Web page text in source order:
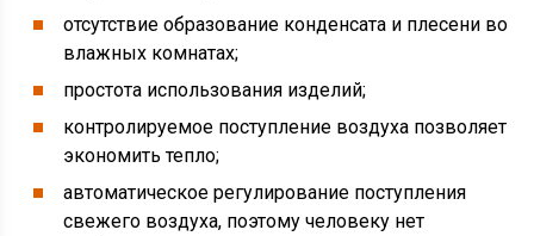
отсутствие образование конденсата и плесени во
влажных комнатах;
простота использования изделий;
контролируемое поступление воздуха позволяет
экономить тепло;
автоматическое регулирование поступления
свежего воздуха, поэтому человеку нет